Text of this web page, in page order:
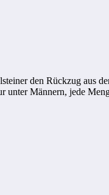
den Rückzug aus
Männern, jede